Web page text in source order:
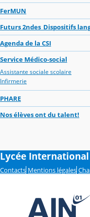
FerMUN
Futurs 2ndes_Dispositifs
Agenda de la CSI
Service Médico-social
Assistante sociale scolaire
Infirmerie
PHARE
Nos élèves ont du talent!
Lycée
Contacts Mentions légales